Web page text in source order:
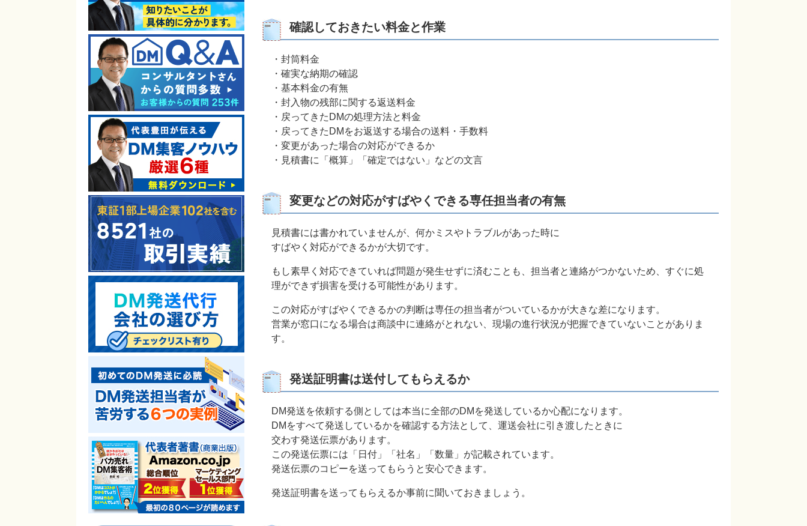
確認しておきたい料金と作業
・封筒料金
・確実な納期の確認
・基本料金の有無
・封入物の残部に関する返送料金
・戻ってきたDMの処理方法と料金
・戻ってきたDMをお返送する場合の送料・手数料
・変更があった場合の対応ができるか
・見積書に「概算」「確定ではない」などの文言
変更などの対応がすばやくできる専任担当者の有無
見積書には書かれていませんが、何かミスやトラブルがあった時に
すばやく対応ができるかが大切です。
もし素早く対応できていれば問題が発生せずに済むことも、担当者と連絡がつかないため、すぐに処
理ができず損害を受ける可能性があります。
この対応がすばやくできるかの判断は専任の担当者がついているかが大きな差になります。
営業が窓口になる場合は商談中に連絡がとれない、現場の進行状況が把握できていないことがありま
す。
発送証明書は送付してもらえるか
DM発送を依頼する側としては本当に全部のDMを発送しているか心配になります。
DMをすべて発送しているかを確認する方法として、運送会社に引き渡したときに
交わす発送伝票があります。
この発送伝票には「日付」「社名」「数量」が記載されています。
発送伝票のコピーを送ってもらうと安心できます。
発送証明書を送ってもらえるか事前に聞いておきましょう。